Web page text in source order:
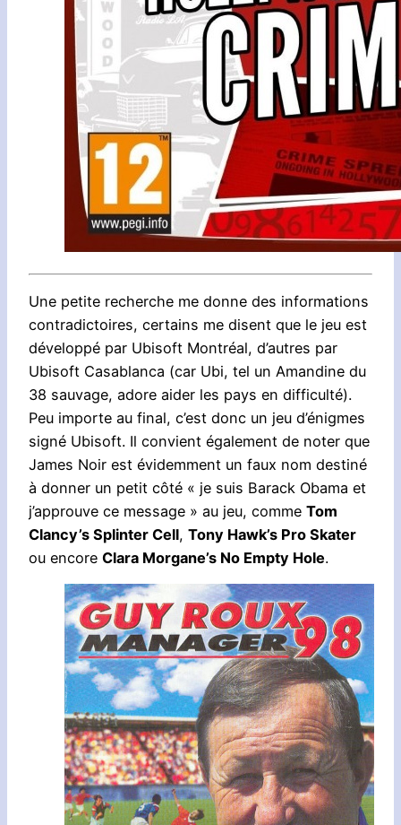
Une petite recherche me donne des informations
contradictoires, certains me disent que le jeu est
développé par Ubisoft Montréal, d’autres par
Ubisoft Casablanca (car Ubi, tel un Amandine du
38 sauvage, adore aider les pays en difficulté).
Peu importe au final, c’est donc un jeu d’énigmes
signé Ubisoft. Il convient également de noter que
James Noir est évidemment un faux nom destiné
à donner un petit côté « je suis Barack Obama et
j’approuve ce message » au jeu, comme Tom
Clancy’s Splinter Cell, Tony Hawk’s Pro Skater
ou encore Clara Morgane’s No Empty Hole.